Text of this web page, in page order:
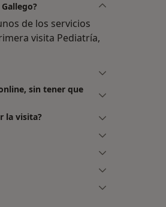
de los servicios
visita Pediatría,
sin tener que
la visita?